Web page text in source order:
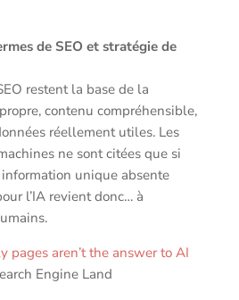
de SEO et stratégie de
restent la base de la
contenu compréhensible,
réellement utiles. Les
ne sont citées que si
unique absente
l’IA revient donc… à
pages aren’t the answer to AI
Engine Land